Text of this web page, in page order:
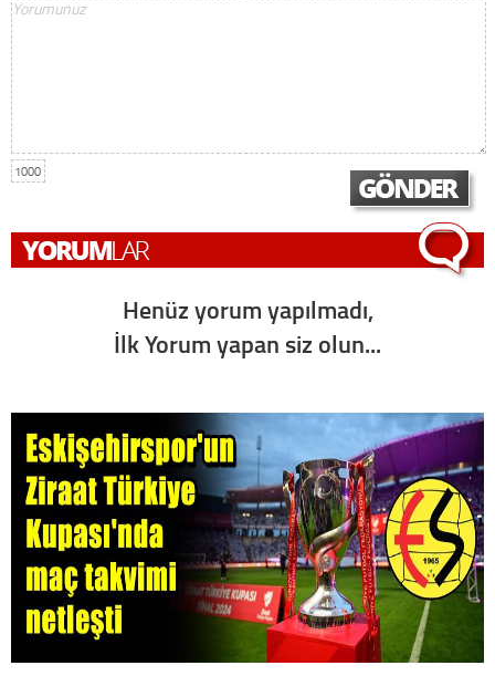
1000
Henüz yorum yapılmadı,
İlk Yorum yapan siz olun...